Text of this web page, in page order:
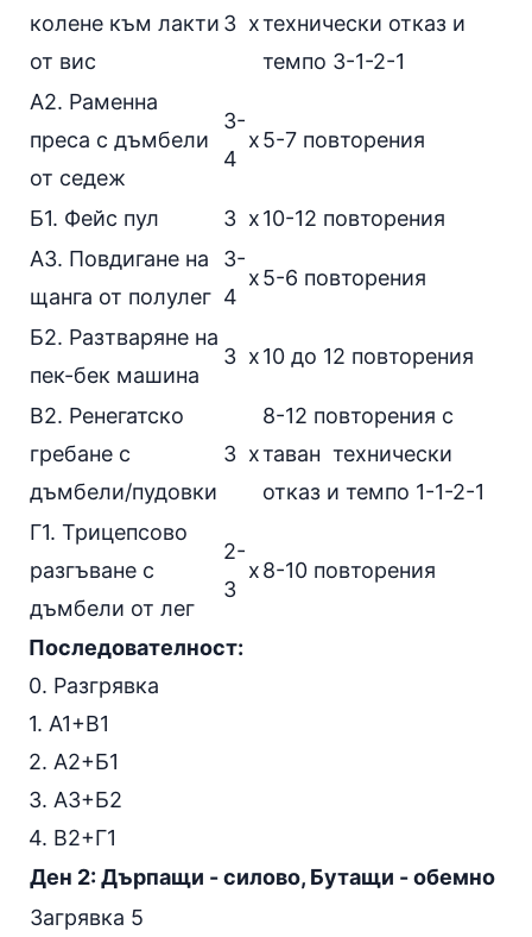
колене към лакти
от вис
3 хтехнически отказ и
темпо 3-1-2-1
А2. Раменна
преса с дъмбели
от седеж
3-
4
х5-7 повторения
Б1. Фейс пул 3 х10-12 повторения
А3. Повдигане на
щанга от полулег
3-
4
х5-6 повторения
Б2. Разтваряне на
пек-бек машина
3 х10 до 12 повторения
В2. Ренегатско
гребане с
дъмбели/пудовки
3 х
8-12 повторения с
таван технически
отказ и темпо 1-1-2-1
Г1. Трицепсово
разгъване с
дъмбели от лег
2-
3
х8-10 повторения
Последователност:
0. Разгрявка
1. А1+В1
2. А2+Б1
3. А3+Б2
4. В2+Г1
Ден 2: Дърпащи - силово, Бутащи - обемно
Загрявка 5